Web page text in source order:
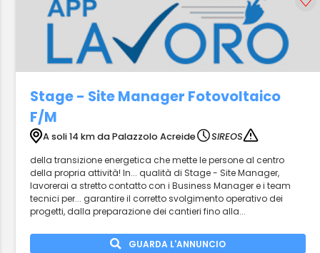
Stage - Site Manager Fotovoltaico
F/M
A soli 14 km da Palazzolo Acreide
SIREOS
della transizione energetica che mette le persone al centro
della propria attività! In... qualità di Stage - Site Manager,
lavorerai a stretto contatto con i Business Manager e i team
tecnici per... garantire il corretto svolgimento operativo dei
progetti, dalla preparazione dei cantieri fino alla...
GUARDA L'ANNUNCIO